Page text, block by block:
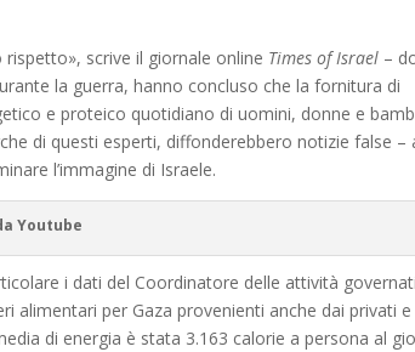
scrive il giornale online Times of Israel –
la guerra, hanno concluso che la fornitura di
e proteico quotidiano di uomini, donne e
di questi esperti, diffonderebbero notizie false –
l’immagine di Israele.
Youtube
i dati del Coordinatore delle attività
alimentari per Gaza provenienti anche dai privati
di energia è stata 3.163 calorie a persona al